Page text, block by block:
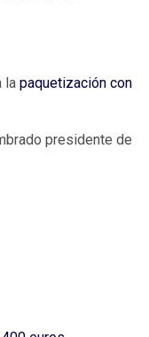
la paquetización con
presidente de